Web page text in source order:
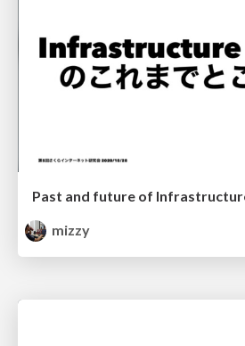
Past and future of
mizzy